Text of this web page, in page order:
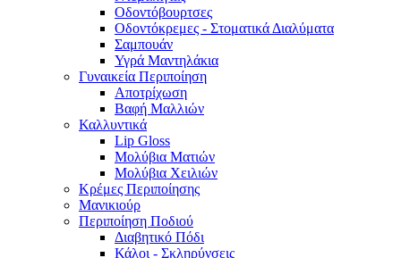
Οδοντόβουρτσες
Οδοντόκρεμες - Στοματικά Διαλύματα
Σαμπουάν
Υγρά Μαντηλάκια
Γυναικεία Περιποίηση
Αποτρίχωση
Βαφή Μαλλιών
Καλλυντικά
Lip Gloss
Μολύβια Ματιών
Μολύβια Χειλιών
Κρέμες Περιποίησης
Μανικιούρ
Περιποίηση Ποδιού
Διαβητικό Πόδι
Κάλοι - Σκληρύνσεις